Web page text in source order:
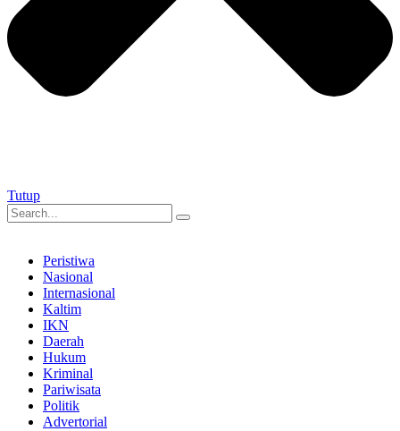
Tutup
Peristiwa
Nasional
Internasional
Kaltim
IKN
Daerah
Hukum
Kriminal
Pariwisata
Politik
Advertorial